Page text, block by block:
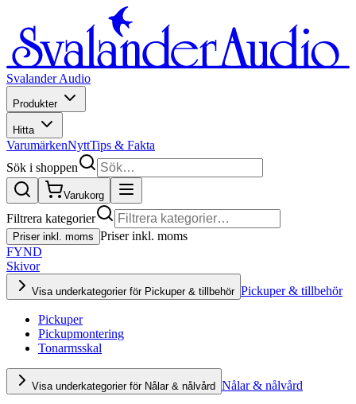
Svalander Audio
Produkter
Hitta
VarumärkenNyttTips & Fakta
Sök i shoppen
Varukorg
Filtrera kategorier
Priser inkl. moms Priser inkl. moms
FYND
Skivor
Visa underkategorier för Pickuper & tillbehör Pickuper & tillbehör
Pickuper
Pickupmontering
Tonarmsskal
Visa underkategorier för Nålar & nålvård Nålar & nålvård